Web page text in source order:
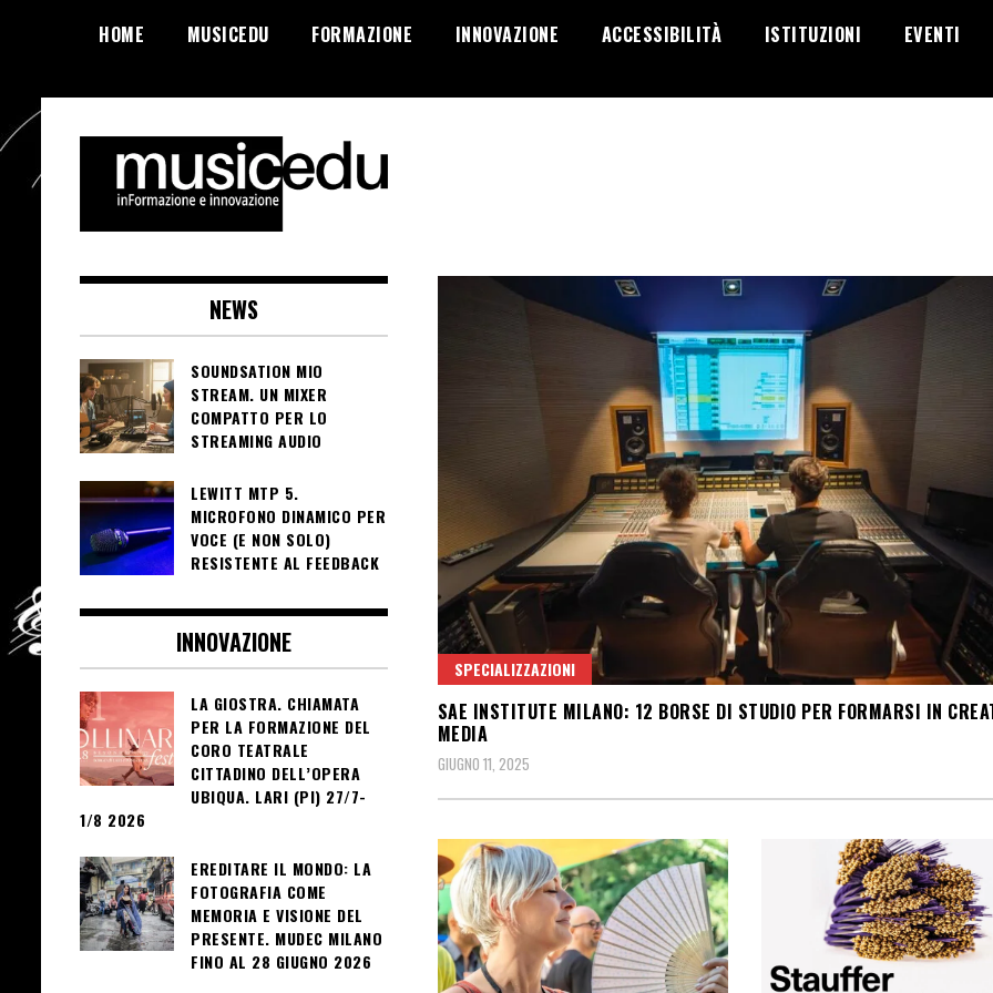
HOME MUSICEDU FORMAZIONE INNOVAZIONE ACCESSIBILITÀ ISTITUZIONI EVENTI
SPECIALIZZAZIONI
SAE INSTITUTE MILANO: 12 BORSE DI STUDIO PER FORMARSI IN
MEDIA
GIUGNO 11, 2025
NEWS
SOUNDSATION MIO
STREAM. UN MIXER
COMPATTO PER LO
STREAMING AUDIO
LEWITT MTP 5.
MICROFONO DINAMICO PER
VOCE (E NON SOLO)
RESISTENTE AL FEEDBACK
INNOVAZIONE
LA GIOSTRA. CHIAMATA
PER LA FORMAZIONE DEL
CORO TEATRALE
CITTADINO DELL’OPERA
UBIQUA. LARI (PI) 27/7-
1/8 2026
EREDITARE IL MONDO: LA
FOTOGRAFIA COME
MEMORIA E VISIONE DEL
PRESENTE. MUDEC MILANO
FINO AL 28 GIUGNO 2026